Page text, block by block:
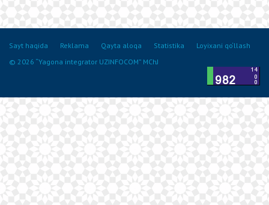
Sayt haqida Reklama Qayta aloqa Statistika
Loyixani qo‘llash
© 2026 “Yagona integrator UZINFOCOM” MChJ